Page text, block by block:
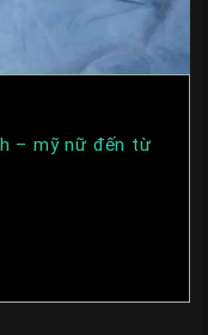
– mỹ nữ đến từ